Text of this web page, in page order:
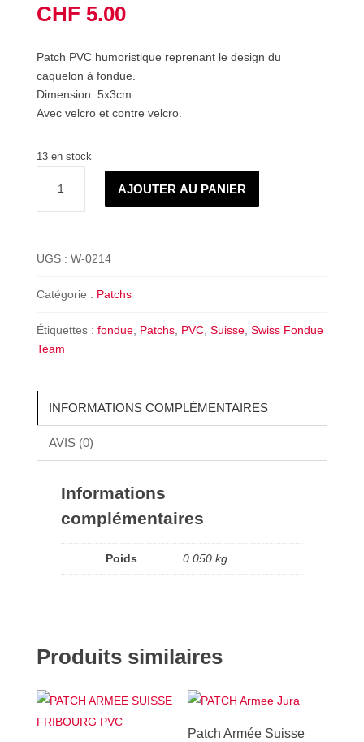
CHF 5.00
Patch PVC humoristique reprenant le design du
caquelon à fondue.
Dimension: 5x3cm.
Avec velcro et contre velcro.
13 en stock
Patch
AJOUTER AU PANIER
UGS : W-0214
Catégorie : Patchs
Étiquettes : fondue, Patchs, PVC, Suisse, Swiss Fondue
Team
INFORMATIONS COMPLÉMENTAIRES
AVIS (0)
Informations
complémentaires
Poids 0.050 kg
Produits similaires
Patch Armée Suisse